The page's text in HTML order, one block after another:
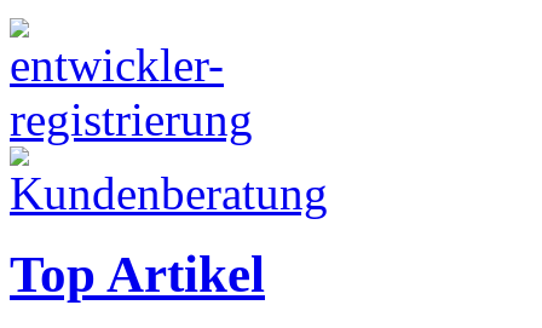
Top Artikel